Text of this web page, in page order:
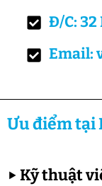
Đ/C: 32
Email:
Ưu điểm tại
▶Kỹ thuật